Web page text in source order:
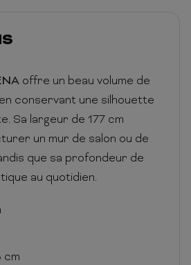
offre un beau volume de
conservant une silhouette
Sa largeur de 177 cm
un mur de salon ou de
que sa profondeur de
au quotidien.
cm